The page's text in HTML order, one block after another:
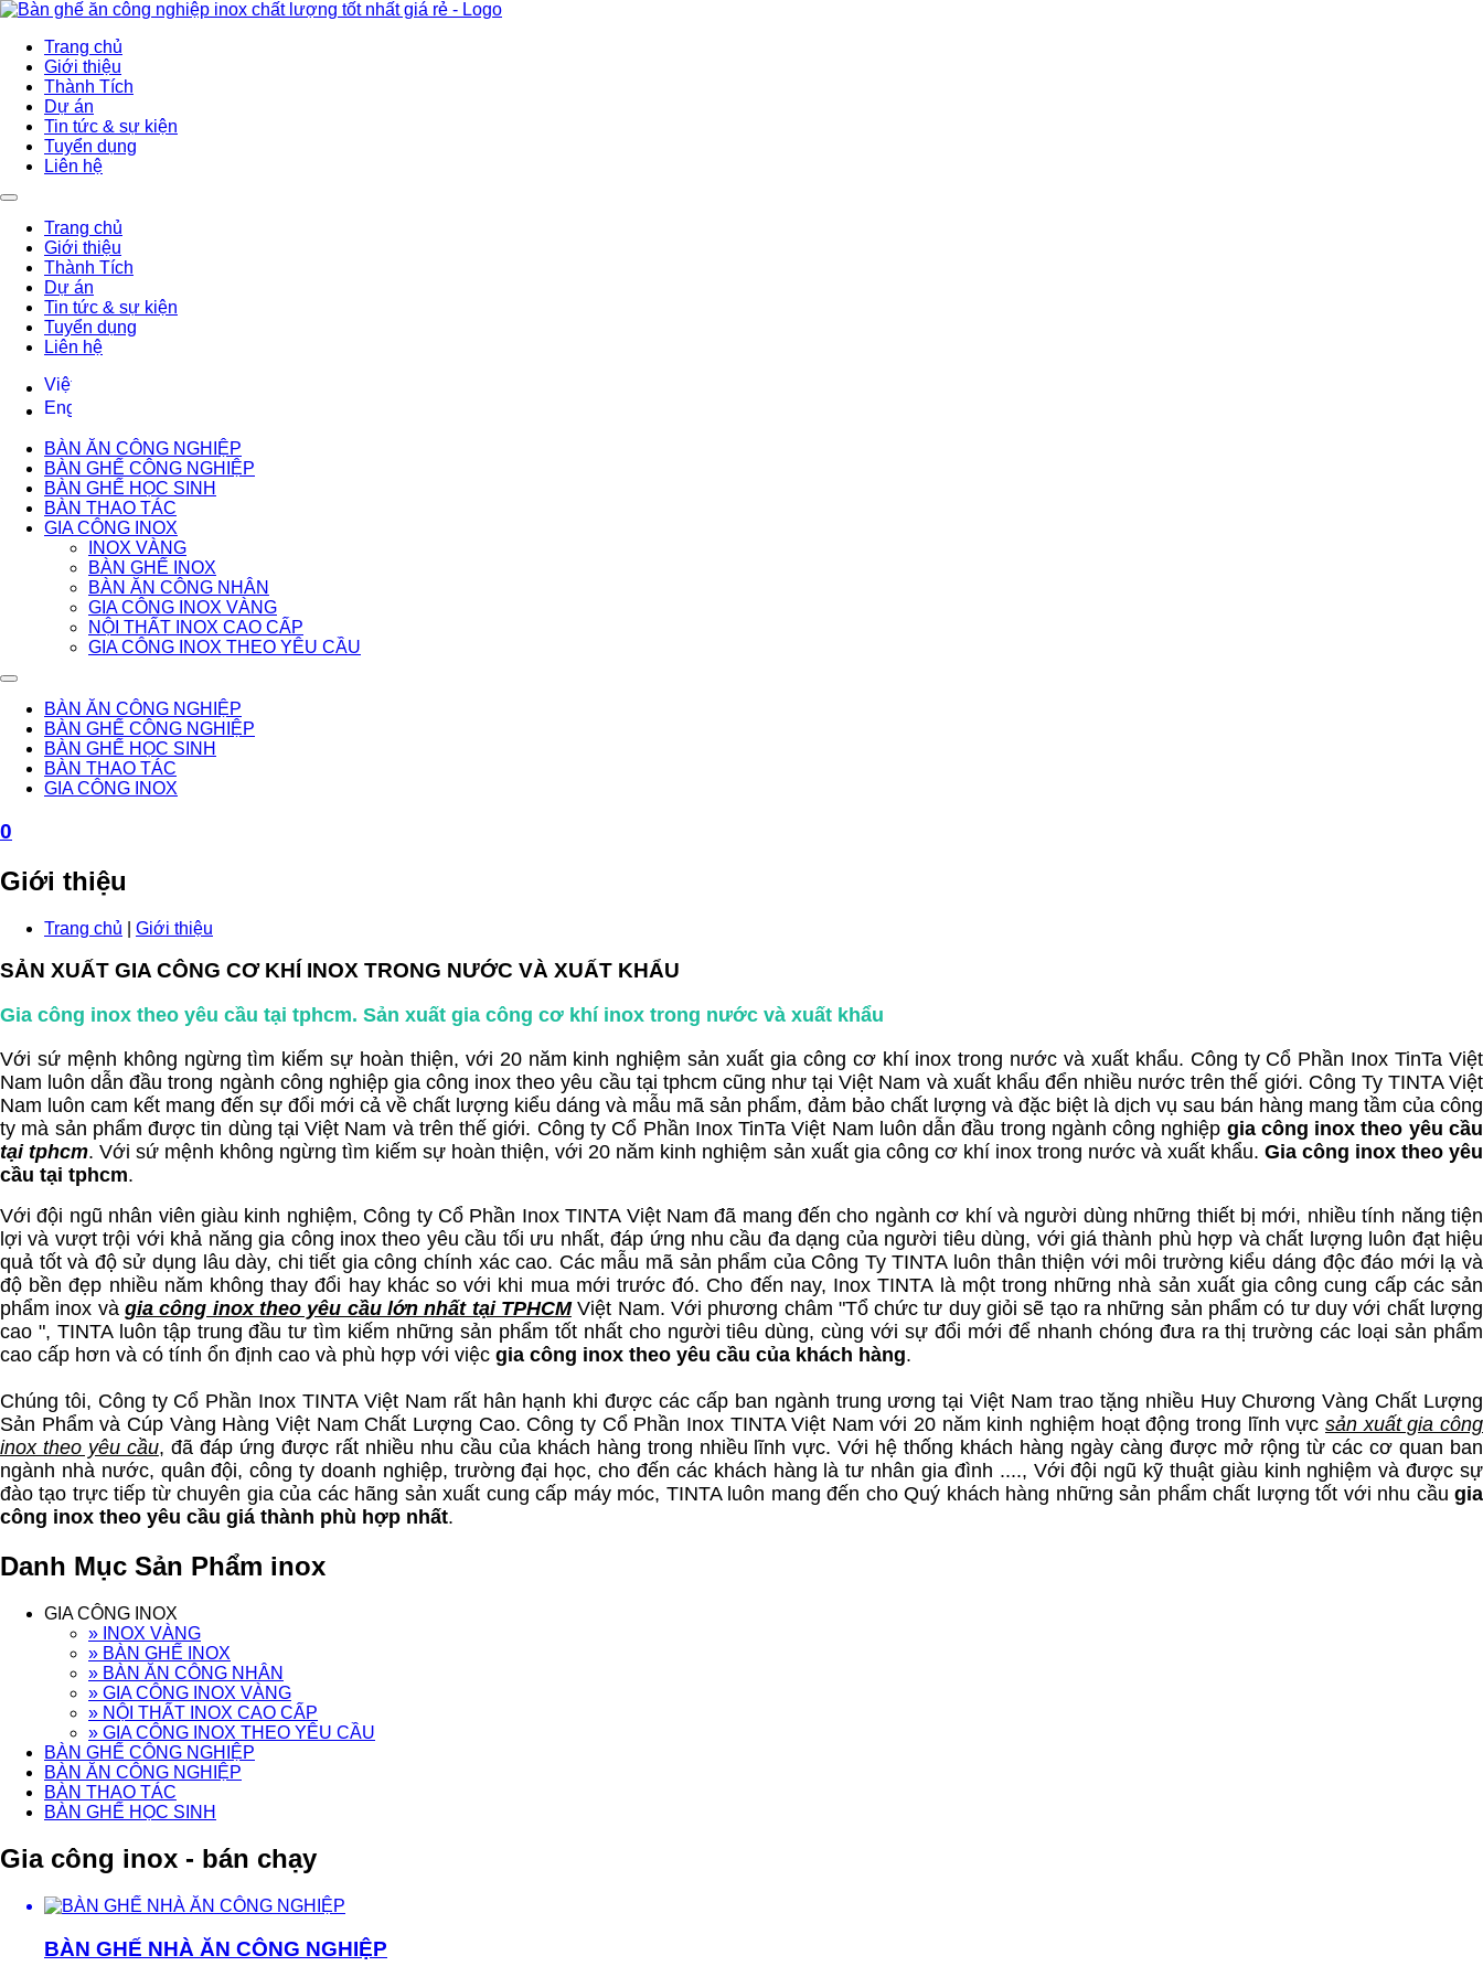
Trang chủ
Giới thiệu
Thành Tích
Dự án
Tin tức & sự kiện
Tuyển dụng
Liên hệ
Trang chủ
Giới thiệu
Thành Tích
Dự án
Tin tức & sự kiện
Tuyển dụng
Liên hệ
BÀN ĂN CÔNG NGHIỆP
BÀN GHẾ CÔNG NGHIỆP
BÀN GHẾ HỌC SINH
BÀN THAO TÁC
GIA CÔNG INOX
INOX VÀNG
BÀN GHẾ INOX
BÀN ĂN CÔNG NHÂN
GIA CÔNG INOX VÀNG
NỘI THẤT INOX CAO CẤP
GIA CÔNG INOX THEO YÊU CẦU
BÀN ĂN CÔNG NGHIỆP
BÀN GHẾ CÔNG NGHIỆP
BÀN GHẾ HỌC SINH
BÀN THAO TÁC
GIA CÔNG INOX
0
Giới thiệu
Trang chủ Giới thiệu
SẢN XUẤT GIA CÔNG CƠ KHÍ INOX TRONG NƯỚC VÀ XUẤT KHẨU
Gia công inox theo yêu cầu tại tphcm. Sản xuất gia công cơ khí inox trong nước và xuất khẩu
Với sứ mệnh không ngừng tìm kiếm sự hoàn thiện, với 20 năm kinh nghiệm sản xuất gia công cơ khí inox trong nước và xuất khẩu. Công ty Cổ Phần Inox TinTa Việt
Nam luôn dẫn đầu trong ngành công nghiệp gia công inox theo yêu cầu tại tphcm cũng như tại Việt Nam và xuất khẩu đển nhiều nước trên thế giới. Công Ty TINTA Việt
Nam luôn cam kết mang đến sự đổi mới cả về chất lượng kiểu dáng và mẫu mã sản phẩm, đảm bảo chất lượng và đặc biệt là dịch vụ sau bán hàng mang tầm của công
ty mà sản phẩm được tin dùng tại Việt Nam và trên thế giới. Công ty Cổ Phần Inox TinTa Việt Nam luôn dẫn đầu trong ngành công nghiệp gia công inox theo yêu cầu
tại tphcm. Với sứ mệnh không ngừng tìm kiếm sự hoàn thiện, với 20 năm kinh nghiệm sản xuất gia công cơ khí inox trong nước và xuất khẩu. Gia công inox theo yêu
cầu tại tphcm.
Với đội ngũ nhân viên giàu kinh nghiệm, Công ty Cổ Phần Inox TINTA Việt Nam đã mang đến cho ngành cơ khí và người dùng những thiết bị mới, nhiều tính năng tiện
lợi và vượt trội với khả năng gia công inox theo yêu cầu tối ưu nhất, đáp ứng nhu cầu đa dạng của người tiêu dùng, với giá thành phù hợp và chất lượng luôn đạt hiệu
quả tốt và độ sử dụng lâu dày, chi tiết gia công chính xác cao. Các mẫu mã sản phẩm của Công Ty TINTA luôn thân thiện với môi trường kiểu dáng độc đáo mới lạ và
độ bền đẹp nhiều năm không thay đổi hay khác so với khi mua mới trước đó. Cho đến nay, Inox TINTA là một trong những nhà sản xuất gia công cung cấp các sản
phẩm inox và gia công inox theo yêu cầu lớn nhất tại TPHCMViệt Nam. Với phương châm "Tổ chức tư duy giỏi sẽ tạo ra những sản phẩm có tư duy với chất lượng
cao ", TINTA luôn tập trung đầu tư tìm kiếm những sản phẩm tốt nhất cho người tiêu dùng, cùng với sự đổi mới để nhanh chóng đưa ra thị trường các loại sản phẩm
cao cấp hơn và có tính ổn định cao và phù hợp với việc gia công inox theo yêu cầu của khách hàng.
Chúng tôi, Công ty Cổ Phần Inox TINTA Việt Nam rất hân hạnh khi được các cấp ban ngành trung ương tại Việt Nam trao tặng nhiều Huy Chương Vàng Chất Lượng
Sản Phẩm và Cúp Vàng Hàng Việt Nam Chất Lượng Cao. Công ty Cổ Phần Inox TINTA Việt Nam với 20 năm kinh nghiệm hoạt động trong lĩnh vựcsản xuất gia công
inox theo yêu cầu, đã đáp ứng được rất nhiều nhu cầu của khách hàng trong nhiều lĩnh vực. Với hệ thống khách hàng ngày càng được mở rộng từ các cơ quan ban
ngành nhà nước, quân đội, công ty doanh nghiệp, trường đại học, cho đến các khách hàng là tư nhân gia đình ...., Với đội ngũ kỹ thuật giàu kinh nghiệm và được sự
đào tạo trực tiếp từ chuyên gia của các hãng sản xuất cung cấp máy móc, TINTA luôn mang đến cho Quý khách hàng những sản phẩm chất lượng tốt với nhu cầu gia
công inox theo yêu cầu giá thành phù hợp nhất.
Danh Mục Sản Phẩm inox
GIA CÔNG INOX
» INOX VÀNG
» BÀN GHẾ INOX
» BÀN ĂN CÔNG NHÂN
» GIA CÔNG INOX VÀNG
» NỘI THẤT INOX CAO CẤP
» GIA CÔNG INOX THEO YÊU CẦU
BÀN GHẾ CÔNG NGHIỆP
BÀN ĂN CÔNG NGHIỆP
BÀN THAO TÁC
BÀN GHẾ HỌC SINH
Gia công inox - bán chạy
BÀN GHẾ NHÀ ĂN CÔNG NGHIỆP